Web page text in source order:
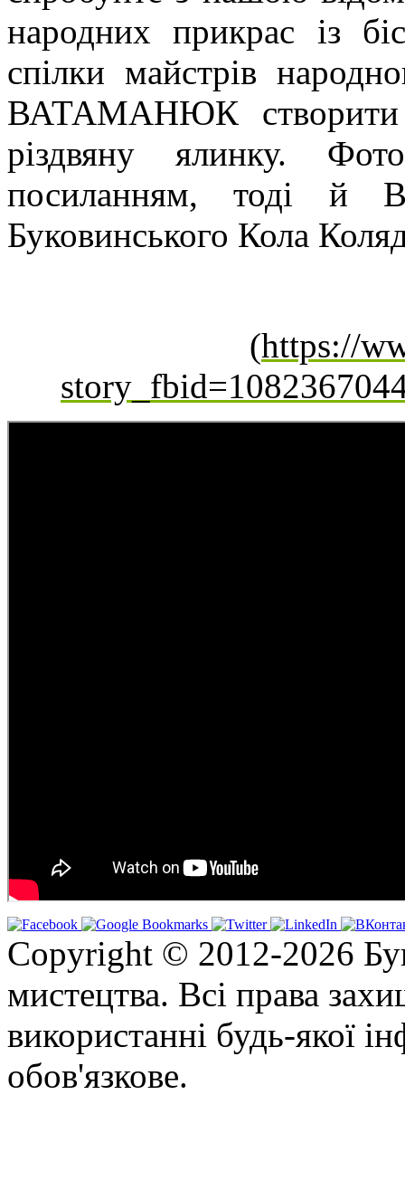
народних прикрас із
спілки майстрів
ВАТАМАНЮК створити
різдвяну ялинку.
посиланням, тоді й
Буковинського Кола
(https://
Copyright © 2012-2026
мистецтва. Всі права
використанні будь-якої
обов'язкове.